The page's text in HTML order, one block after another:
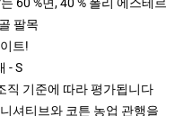
팔목
트!
- S
직 기준에 따라 평가됩니다
셔티브와 코튼 농업 관행을